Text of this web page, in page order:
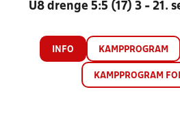
U8 drenge 5:5 (17) 3 - 21.
INFO KAMPPROGRAM
KAMPPROGRAM